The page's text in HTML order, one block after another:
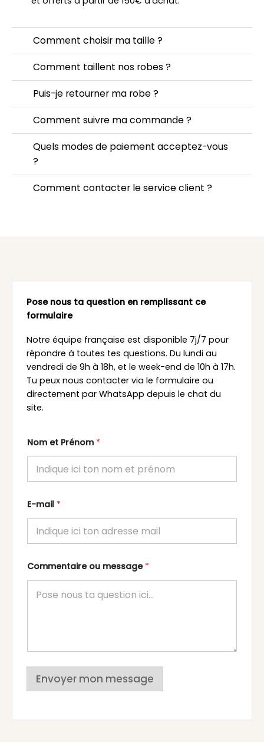
Comment choisir ma taille ?
Comment taillent nos robes ?
Puis-je retourner ma robe ?
Comment suivre ma commande ?
Quels modes de paiement acceptez-vous
?
Comment contacter le service client ?
Pose nous ta question en remplissant ce
formulaire
Notre équipe française est disponible 7j/7 pour
répondre à toutes tes questions. Du lundi au
vendredi de 9h à 18h, et le week-end de 10h à 17h.
Tu peux nous contacter via le formulaire ou
directement par WhatsApp depuis le chat du
site.
Nom et Prénom *
E-mail *
Commentaire ou message *
Envoyer mon message